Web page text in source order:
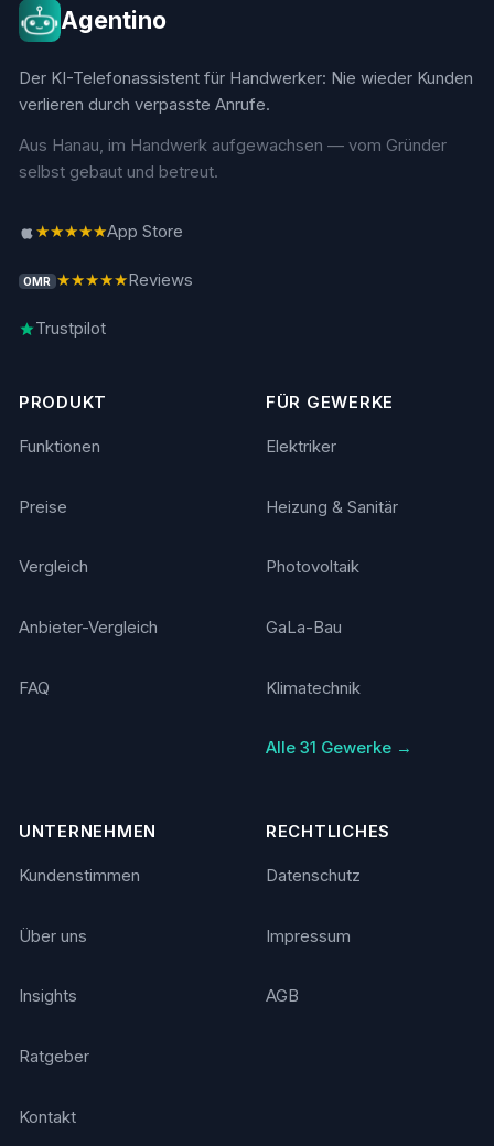
Agentino
Der KI-Telefonassistent für Handwerker: Nie wieder Kunden
verlieren durch verpasste Anrufe.
Aus Hanau, im Handwerk aufgewachsen — vom Gründer
selbst gebaut und betreut.
★★★★★App Store
OMR ★★★★★ Reviews
Trustpilot
PRODUKT
Funktionen
Preise
Vergleich
Anbieter-Vergleich
FAQ
FÜR GEWERKE
Elektriker
Heizung & Sanitär
Photovoltaik
GaLa-Bau
Klimatechnik
Alle 31 Gewerke →
UNTERNEHMEN
Kundenstimmen
Über uns
Insights
Ratgeber
Kontakt
RECHTLICHES
Datenschutz
Impressum
AGB